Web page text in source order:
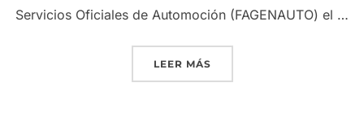
Servicios Oficiales de Automoción (FAGENAUTO) el …
LEER MÁS«LA POSVENTA DEL